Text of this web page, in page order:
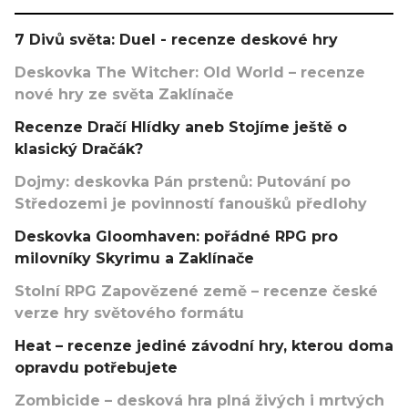
7 Divů světa: Duel - recenze deskové hry
Deskovka The Witcher: Old World – recenze
nové hry ze světa Zaklínače
Recenze Dračí Hlídky aneb Stojíme ještě o
klasický Dračák?
Dojmy: deskovka Pán prstenů: Putování po
Středozemi je povinností fanoušků předlohy
Deskovka Gloomhaven: pořádné RPG pro
milovníky Skyrimu a Zaklínače
Stolní RPG Zapovězené země – recenze české
verze hry světového formátu
Heat – recenze jediné závodní hry, kterou doma
opravdu potřebujete
Zombicide – desková hra plná živých i mrtvých